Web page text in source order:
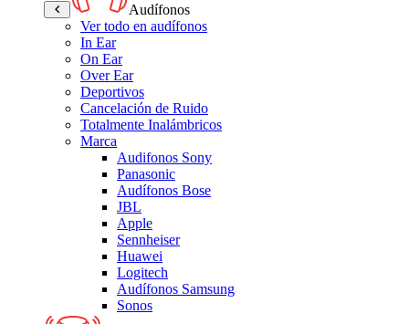
Audífonos
Ver todo en audífonos
In Ear
On Ear
Over Ear
Deportivos
Cancelación de Ruido
Totalmente Inalámbricos
Marca
Audifonos Sony
Panasonic
Audífonos Bose
JBL
Apple
Sennheiser
Huawei
Logitech
Audífonos Samsung
Sonos